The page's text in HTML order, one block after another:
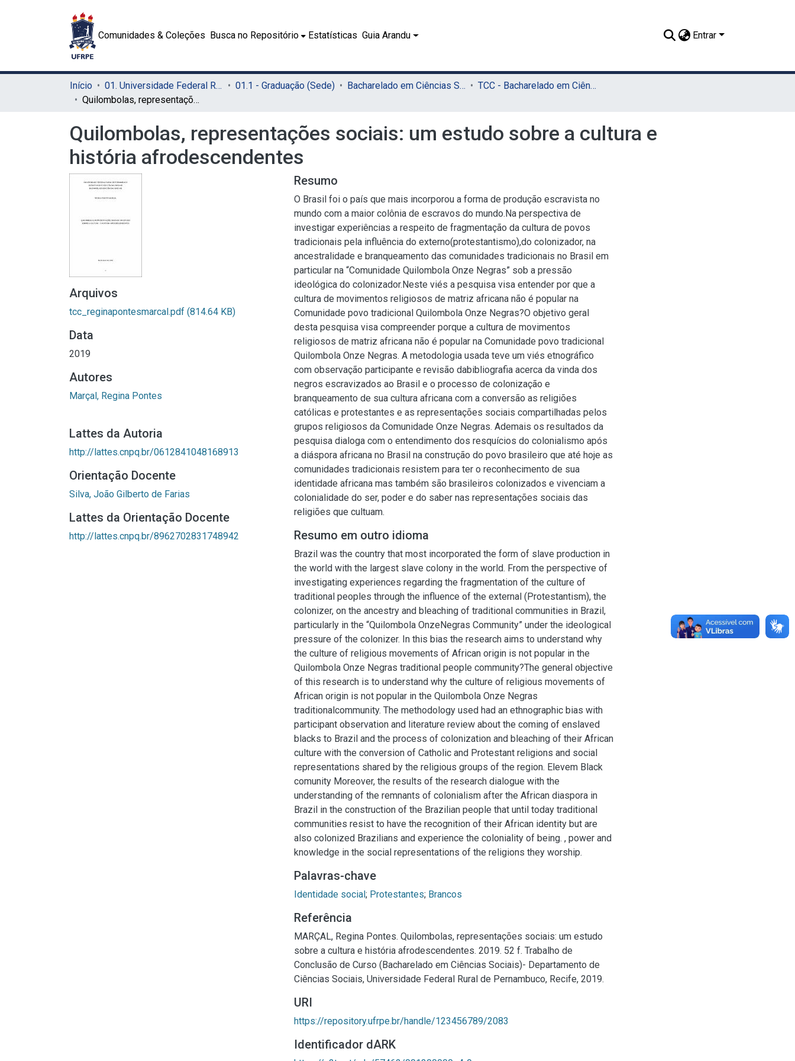
Comunidades & Coleções Busca no Repositório Estatísticas Guia Arandu Entrar
Início 01. Universidade Federal Rural de Pernambuco - UFRPE (Sede) 01.1 - Graduação (Sede) Bacharelado em Ciências Sociais (Sede)
TCC - Bacharelado em Ciências Sociais (Sede)
Quilombolas, representações sociais: um estudo sobre a cultura e história afrodescendentes
Quilombolas, representações sociais: um estudo sobre a cultura e
história afrodescendentes
Arquivos
tcc_reginapontesmarcal.pdf (814.64 KB)
Data
2019
Autores
Marçal, Regina Pontes
Lattes da Autoria
http://lattes.cnpq.br/0612841048168913
Orientação Docente
Silva, João Gilberto de Farias
Lattes da Orientação Docente
http://lattes.cnpq.br/8962702831748942
Resumo
O Brasil foi o país que mais incorporou a forma de produção escravista no
mundo com a maior colônia de escravos do mundo.Na perspectiva de
investigar experiências a respeito de fragmentação da cultura de povos
tradicionais pela influência do externo(protestantismo),do colonizador, na
ancestralidade e branqueamento das comunidades tradicionais no Brasil em
particular na “Comunidade Quilombola Onze Negras” sob a pressão
ideológica do colonizador.Neste viés a pesquisa visa entender por que a
cultura de movimentos religiosos de matriz africana não é popular na
Comunidade povo tradicional Quilombola Onze Negras?O objetivo geral
desta pesquisa visa compreender porque a cultura de movimentos
religiosos de matriz africana não é popular na Comunidade povo tradicional
Quilombola Onze Negras. A metodologia usada teve um viés etnográfico
com observação participante e revisão dabibliografia acerca da vinda dos
negros escravizados ao Brasil e o processo de colonização e
branqueamento de sua cultura africana com a conversão as religiões
católicas e protestantes e as representações sociais compartilhadas pelos
grupos religiosos da Comunidade Onze Negras. Ademais os resultados da
pesquisa dialoga com o entendimento dos resquícios do colonialismo após
a diáspora africana no Brasil na construção do povo brasileiro que até hoje as
comunidades tradicionais resistem para ter o reconhecimento de sua
identidade africana mas também são brasileiros colonizados e vivenciam a
colonialidade do ser, poder e do saber nas representações sociais das
religiões que cultuam.
Resumo em outro idioma
Brazil was the country that most incorporated the form of slave production in
the world with the largest slave colony in the world. From the perspective of
investigating experiences regarding the fragmentation of the culture of
traditional peoples through the influence of the external (Protestantism), the
colonizer, on the ancestry and bleaching of traditional communities in Brazil,
particularly in the “Quilombola OnzeNegras Community” under the ideological
pressure of the colonizer. In this bias the research aims to understand why
the culture of religious movements of African origin is not popular in the
Quilombola Onze Negras traditional people community?The general objective
of this research is to understand why the culture of religious movements of
African origin is not popular in the Quilombola Onze Negras
traditionalcommunity. The methodology used had an ethnographic bias with
participant observation and literature review about the coming of enslaved
blacks to Brazil and the process of colonization and bleaching of their African
culture with the conversion of Catholic and Protestant religions and social
representations shared by the religious groups of the region. Elevem Black
comunity Moreover, the results of the research dialogue with the
understanding of the remnants of colonialism after the African diaspora in
Brazil in the construction of the Brazilian people that until today traditional
communities resist to have the recognition of their African identity but are
also colonized Brazilians and experience the coloniality of being. , power and
knowledge in the social representations of the religions they worship.
Palavras-chave
Identidade social; Protestantes; Brancos
Referência
MARÇAL, Regina Pontes. Quilombolas, representações sociais: um estudo
sobre a cultura e história afrodescendentes. 2019. 52 f. Trabalho de
Conclusão de Curso (Bacharelado em Ciências Sociais)- Departamento de
Ciências Sociais, Universidade Federal Rural de Pernambuco, Recife, 2019.
URI
https://repository.ufrpe.br/handle/123456789/2083
Identificador dARK